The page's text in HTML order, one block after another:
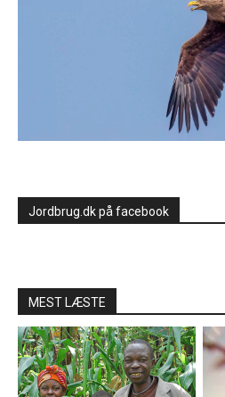
Jordbrug.dk på facebook
MEST LÆSTE